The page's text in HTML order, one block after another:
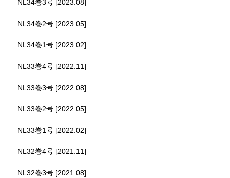
NL34巻3号 [2023.08]
NL34巻2号 [2023.05]
NL34巻1号 [2023.02]
NL33巻4号 [2022.11]
NL33巻3号 [2022.08]
NL33巻2号 [2022.05]
NL33巻1号 [2022.02]
NL32巻4号 [2021.11]
NL32巻3号 [2021.08]